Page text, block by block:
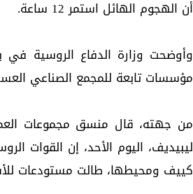
أن الهجوم الهائل استمر 12 ساعة.
وأوضحت وزارة الدفاع الروسية في
مؤسسات تابعة للمجمع الصناعي
من جهته، قال منسق مجموعات
ليبيديف، اليوم الأحد، إن
كييف ومحيطها، طالت مستودعات